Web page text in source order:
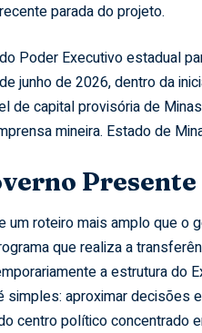
parada do projeto.
Poder Executivo estadual
junho de 2026, dentro da
de capital provisória de
mineira. Estado de
Presente
um roteiro mais amplo que o
que realiza a
a estrutura do
aproximar decisões
centro político concentrado